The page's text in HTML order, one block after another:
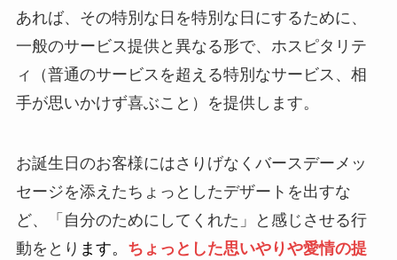
あれば、その特別な日を特別な日にするために、
一般のサービス提供と異なる形で、ホスピタリテ
ィ（普通のサービスを超える特別なサービス、相
手が思いかけず喜ぶこと）を提供します。
お誕生日のお客様にはさりげなくバースデーメッ
セージを添えたちょっとしたデザートを出すな
ど、「自分のためにしてくれた」と感じさせる行
動をとり ます。 ちょっとした思いやりや愛情の提